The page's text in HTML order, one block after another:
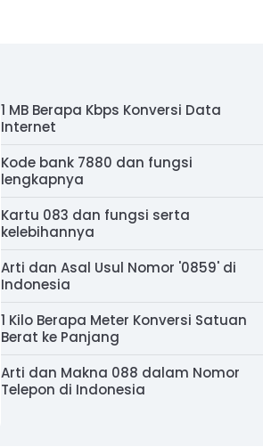
1 MB Berapa Kbps Konversi Data
Internet
Kode bank 7880 dan fungsi
lengkapnya
Kartu 083 dan fungsi serta
kelebihannya
Arti dan Asal Usul Nomor '0859' di
Indonesia
1 Kilo Berapa Meter Konversi Satuan
Berat ke Panjang
Arti dan Makna 088 dalam Nomor
Telepon di Indonesia